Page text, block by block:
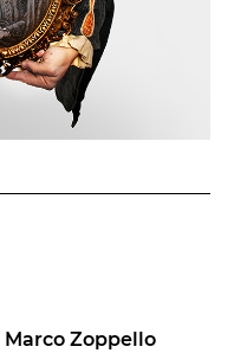
Marco Zoppello